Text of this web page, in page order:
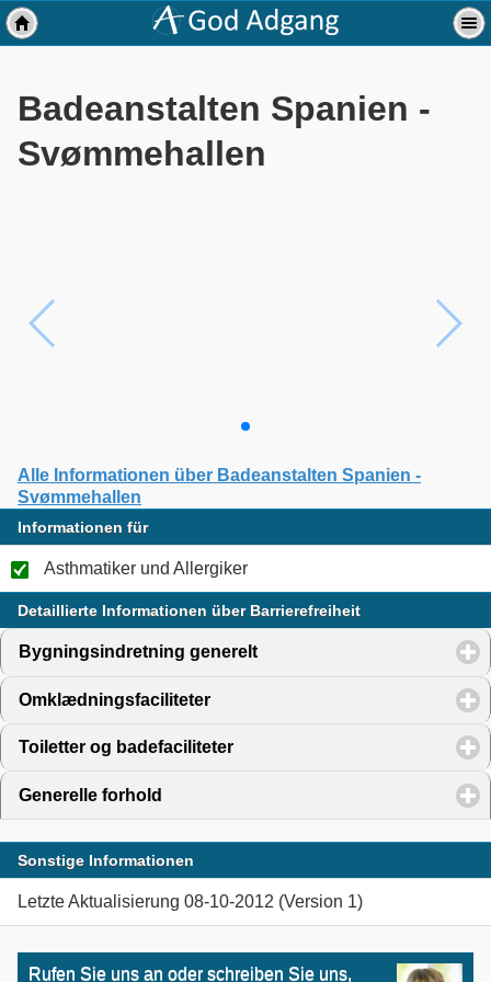
Badeanstalten Spanien -
Svømmehallen
Alle Informationen über Badeanstalten Spanien -
Svømmehallen
Informationen für
Asthmatiker und Allergiker
Detaillierte Informationen über Barrierefreiheit
Bygningsindretning genereltclick to expand contents
Omklædningsfaciliteter
Toiletter og badefaciliteter
Generelle forhold
Sonstige Informationen
Letzte Aktualisierung 08-10-2012 (Version 1)
Rufen Sie uns an oder schreiben Sie uns,